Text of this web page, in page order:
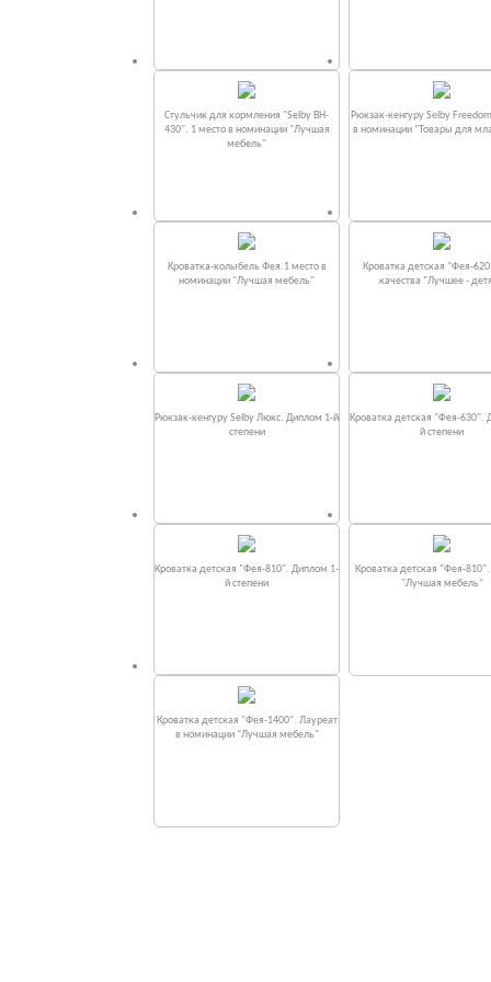
Стульчик для кормления "Selby BH-
430". 1 место в номинации "Лучшая
мебель"
Рюкзак-кенгуру Selby
в номинации “Товары для
Кроватка-колыбель Фея.1 место в
номинации "Лучшая мебель"
Кроватка детская "Фея-
качества "Лучшее -
Рюкзак-кенгуру Selby Люкс. Диплом 1-й
степени
Кроватка детская "Фея-630".
й степени
Кроватка детская "Фея-810". Диплом 1-
й степени
Кроватка детская "Фея-
"Лучшая мебель"
Кроватка детская "Фея-1400". Лауреат
в номинации "Лучшая мебель"